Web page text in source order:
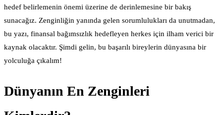
hedef belirlemenin önemi üzerine de derinlemesine bir bakış
sunacağız. Zenginliğin yanında gelen sorumlulukları da unutmadan,
bu yazı, finansal bağımsızlık hedefleyen herkes için ilham verici bir
kaynak olacaktır. Şimdi gelin, bu başarılı bireylerin dünyasına bir
yolculuğa çıkalım!
Dünyanın En Zenginleri